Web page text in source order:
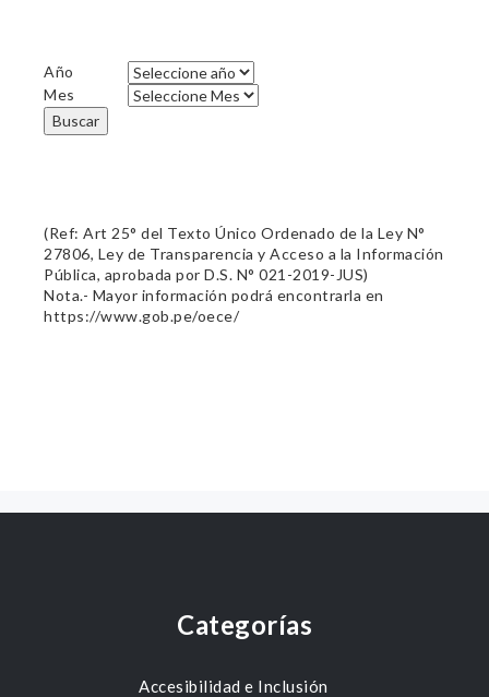
Año
Mes
Buscar
(Ref: Art 25° del Texto Único Ordenado de la Ley N°
27806, Ley de Transparencia y Acceso a la Información
Pública, aprobada por D.S. N° 021-2019-JUS)
Nota.- Mayor información podrá encontrarla en
https://www.gob.pe/oece/
Categorías
Accesibilidad e Inclusión